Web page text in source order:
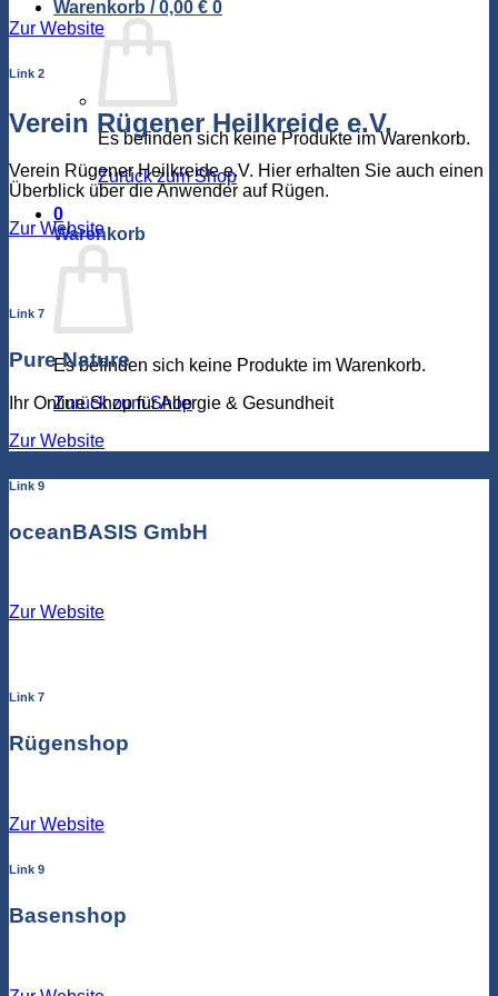
Warenkorb /0,00 € 0
Es befinden sich keine Produkte im Warenkorb.
Zurück zum Shop
0
Warenkorb
Es befinden sich keine Produkte im Warenkorb.
Zurück zum Shop
Zur Website
Link 2
Verein Rügener Heilkreide e.V.
Verein Rügener Heilkreide e.V. Hier erhalten Sie auch einen
Überblick über die Anwender auf Rügen.
Zur Website
Link 7
Pure Nature
Ihr Online Shop für Allergie & Gesundheit
Zur Website
Link 9
oceanBASIS GmbH
Zur Website
Link 7
Rügenshop
Zur Website
Link 9
Basenshop